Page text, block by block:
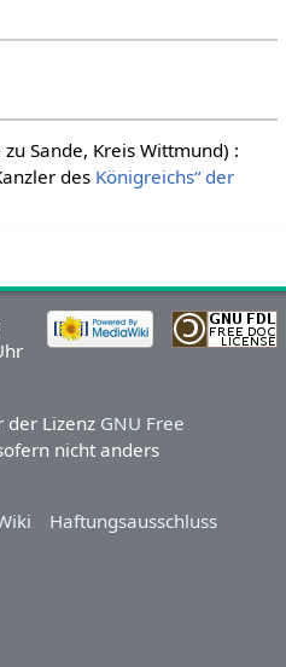
Sande, Kreis Wittmund) :
des Königreichs“ der
der Lizenz GNU Free
nicht anders
Haftungsausschluss